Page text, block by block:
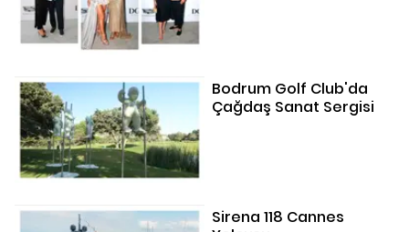
Bodrum Golf Club'da
Çağdaş Sanat Sergisi
Sirena 118 Cannes